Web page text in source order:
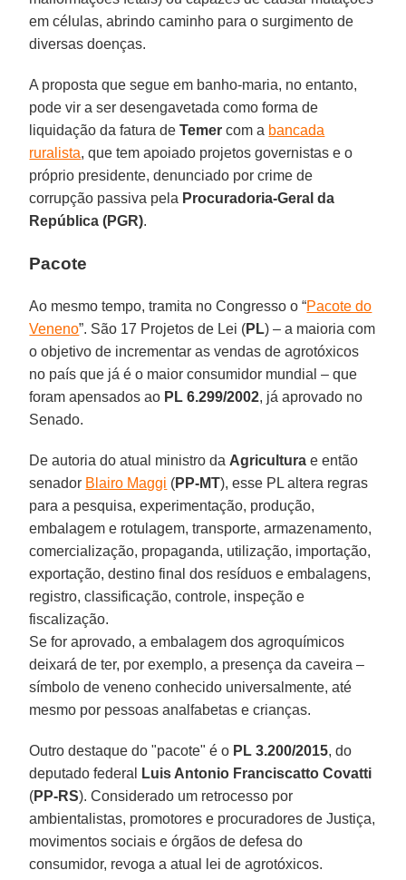
em células, abrindo caminho para o surgimento de
diversas doenças.
A proposta que segue em banho-maria, no entanto,
pode vir a ser desengavetada como forma de
liquidação da fatura deTemer com a bancada
ruralista, que tem apoiado projetos governistas e o
próprio presidente, denunciado por crime de
corrupção passiva pela Procuradoria-Geral da
República (PGR).
Pacote
Ao mesmo tempo, tramita no Congresso o “Pacote do
Veneno”. São 17 Projetos de Lei (PL) – a maioria com
o objetivo de incrementar as vendas de agrotóxicos
no país que já é o maior consumidor mundial – que
foram apensados ao PL 6.299/2002, já aprovado no
Senado.
De autoria do atual ministro da Agricultura e então
senador Blairo Maggi (PP-MT), esse PL altera regras
para a pesquisa, experimentação, produção,
embalagem e rotulagem, transporte, armazenamento,
comercialização, propaganda, utilização, importação,
exportação, destino final dos resíduos e embalagens,
registro, classificação, controle, inspeção e
fiscalização.
Se for aprovado, a embalagem dos agroquímicos
deixará de ter, por exemplo, a presença da caveira –
símbolo de veneno conhecido universalmente, até
mesmo por pessoas analfabetas e crianças.
Outro destaque do "pacote" é o PL 3.200/2015, do
deputado federal
Luis Antonio Franciscatto Covatti
(PP-RS). Considerado um retrocesso por
ambientalistas, promotores e procuradores de Justiça,
movimentos sociais e órgãos de defesa do
consumidor, revoga a atual lei de agrotóxicos.